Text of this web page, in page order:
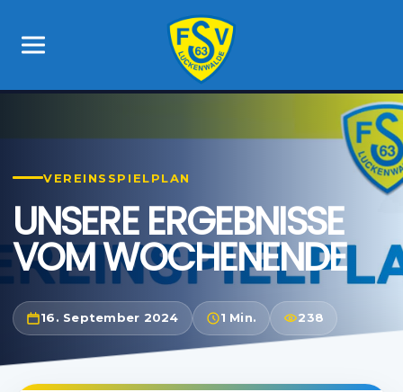
VEREINSSPIELPLAN
UNSERE ERGEBNISSE
VOM WOCHENENDE
16. September 2024 1 Min. 238